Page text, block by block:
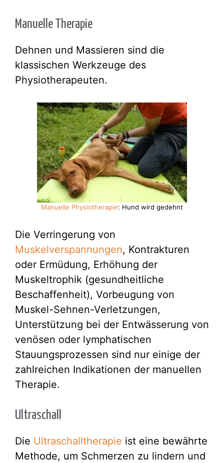
Manuelle Therapie
Dehnen und Massieren sind die
klassischen Werkzeuge des
Physiotherapeuten.
Manuelle Physiotherapie: Hund wird gedehnt
Die Verringerung von
Muskelverspannungen, Kontrakturen
oder Ermüdung, Erhöhung der
Muskeltrophik (gesundheitliche
Beschaffenheit), Vorbeugung von
Muskel-Sehnen-Verletzungen,
Unterstützung bei der Entwässerung von
venösen oder lymphatischen
Stauungsprozessen sind nur einige der
zahlreichen Indikationen der manuellen
Therapie.
Ultraschall
Die Ultraschalltherapie ist eine bewährte
Methode, um Schmerzen zu lindern und